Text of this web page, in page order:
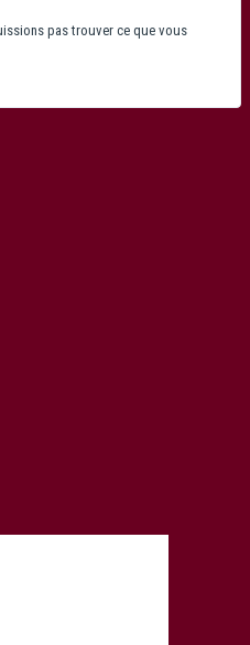
pas trouver ce que vous